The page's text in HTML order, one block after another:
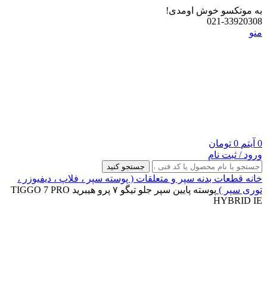
به موتکسو خوش اومدی!
021-33920308
منو
0 آیتم 0 تومان
ورود / ثبت نام
جستجو کنید
خانه قطعات بدنه سپر و متعلقات ( پوسته سپر ، فلاپ ، دیفیوزر ،
توری سپر )
پوسته پایین سپر جلو تیگو ۷ پرو هیبرید TIGGO 7 PRO
HYBRID IE